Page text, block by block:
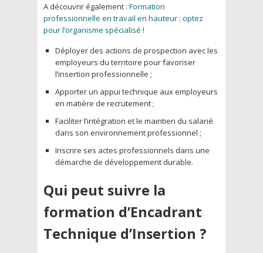
A découvrir également : Formation
professionnelle en travail en hauteur : optez
pour l’organisme spécialisé !
Déployer des actions de prospection avec les
employeurs du territoire pour favoriser
l’insertion professionnelle ;
Apporter un appui technique aux employeurs
en matière de recrutement ;
Faciliter l’intégration et le maintien du salarié
dans son environnement professionnel ;
Inscrire ses actes professionnels dans une
démarche de développement durable.
Qui peut suivre la
formation d’Encadrant
Technique d’Insertion ?